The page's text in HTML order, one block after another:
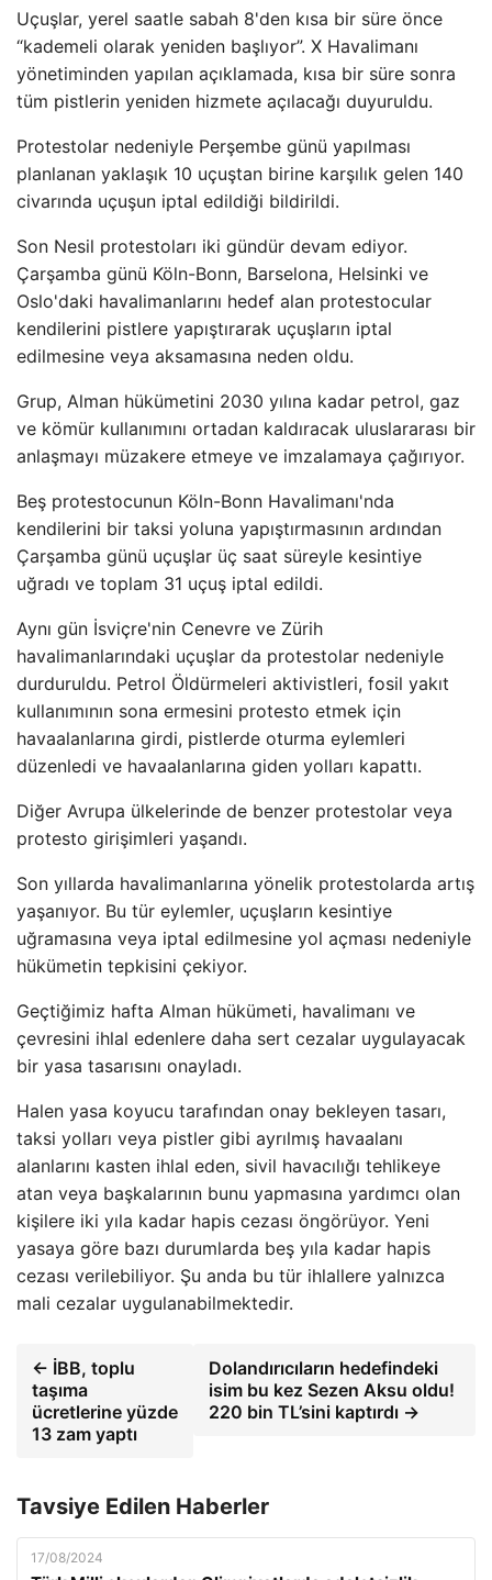
Uçuşlar, yerel saatle sabah 8'den kısa bir süre önce
“kademeli olarak yeniden başlıyor”. X Havalimanı
yönetiminden yapılan açıklamada, kısa bir süre sonra
tüm pistlerin yeniden hizmete açılacağı duyuruldu.
Protestolar nedeniyle Perşembe günü yapılması
planlanan yaklaşık 10 uçuştan birine karşılık gelen 140
civarında uçuşun iptal edildiği bildirildi.
Son Nesil protestoları iki gündür devam ediyor.
Çarşamba günü Köln-Bonn, Barselona, ​​Helsinki ve
Oslo'daki havalimanlarını hedef alan protestocular
kendilerini pistlere yapıştırarak uçuşların iptal
edilmesine veya aksamasına neden oldu.
Grup, Alman hükümetini 2030 yılına kadar petrol, gaz
ve kömür kullanımını ortadan kaldıracak uluslararası bir
anlaşmayı müzakere etmeye ve imzalamaya çağırıyor.
Beş protestocunun Köln-Bonn Havalimanı'nda
kendilerini bir taksi yoluna yapıştırmasının ardından
Çarşamba günü uçuşlar üç saat süreyle kesintiye
uğradı ve toplam 31 uçuş iptal edildi.
Aynı gün İsviçre'nin Cenevre ve Zürih
havalimanlarındaki uçuşlar da protestolar nedeniyle
durduruldu. Petrol Öldürmeleri aktivistleri, fosil yakıt
kullanımının sona ermesini protesto etmek için
havaalanlarına girdi, pistlerde oturma eylemleri
düzenledi ve havaalanlarına giden yolları kapattı.
Diğer Avrupa ülkelerinde de benzer protestolar veya
protesto girişimleri yaşandı.
Son yıllarda havalimanlarına yönelik protestolarda artış
yaşanıyor. Bu tür eylemler, uçuşların kesintiye
uğramasına veya iptal edilmesine yol açması nedeniyle
hükümetin tepkisini çekiyor.
Geçtiğimiz hafta Alman hükümeti, havalimanı ve
çevresini ihlal edenlere daha sert cezalar uygulayacak
bir yasa tasarısını onayladı.
Halen yasa koyucu tarafından onay bekleyen tasarı,
taksi yolları veya pistler gibi ayrılmış havaalanı
alanlarını kasten ihlal eden, sivil havacılığı tehlikeye
atan veya başkalarının bunu yapmasına yardımcı olan
kişilere iki yıla kadar hapis cezası öngörüyor. Yeni
yasaya göre bazı durumlarda beş yıla kadar hapis
cezası verilebiliyor. Şu anda bu tür ihlallere yalnızca
mali cezalar uygulanabilmektedir.
← İBB, toplu
taşıma
ücretlerine yüzde
13 zam yaptı
Dolandırıcıların hedefindeki
isim bu kez Sezen Aksu oldu!
220 bin TL’sini kaptırdı →
Tavsiye Edilen Haberler
17/08/2024